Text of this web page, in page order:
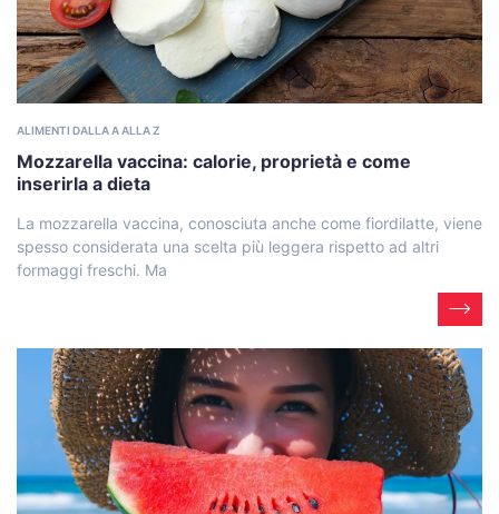
ALIMENTI DALLA A ALLA Z
Mozzarella vaccina: calorie, proprietà e come
inserirla a dieta
La mozzarella vaccina, conosciuta anche come fiordilatte, viene
spesso considerata una scelta più leggera rispetto ad altri
formaggi freschi. Ma